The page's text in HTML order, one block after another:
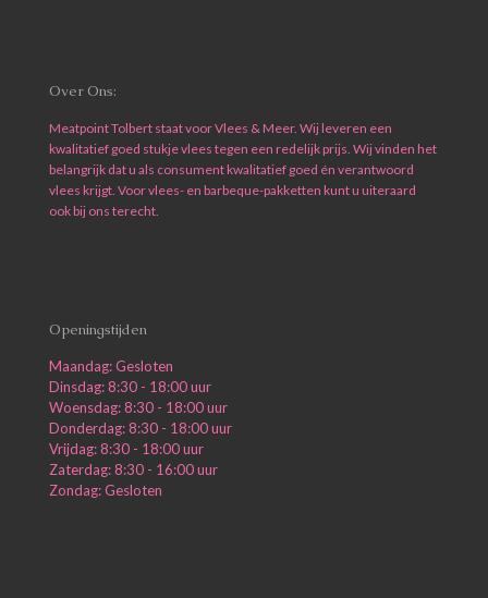
Over Ons:
Meatpoint Tolbert staat voor Vlees & Meer. Wij leveren een
kwalitatief goed stukje vlees tegen een redelijk prijs. Wij vinden het
belangrijk dat u als consument kwalitatief goed én verantwoord
vlees krijgt. Voor vlees- en barbeque-pakketten kunt u uiteraard
ook bij ons terecht.
Openingstijden
Maandag: Gesloten
Dinsdag: 8:30 - 18:00 uur
Woensdag: 8:30 - 18:00 uur
Donderdag: 8:30 - 18:00 uur
Vrijdag: 8:30 - 18:00 uur
Zaterdag: 8:30 - 16:00 uur
Zondag: Gesloten